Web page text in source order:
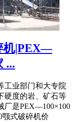
机|PEX—
...
工业部门和大专院
硬度的岩、矿石等
厂是PEX—100×100
式破碎机价